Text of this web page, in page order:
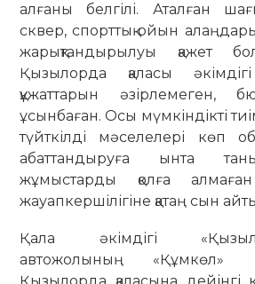
алғаны белгілі. Аталған
сквер, спорттық ойын
жарықтандырылуы қажет
Қызылорда қаласы
құжаттарын әзірлемеген,
ұсынбаған. Осы мүмкіндікті
түйткілді мәселелері көп
абаттандыруға ынта
жұмыстарды қолға алмаған
жауапкершілігіне қатаң сын
Қала әкімдігі
автожолының «Құмкөл»